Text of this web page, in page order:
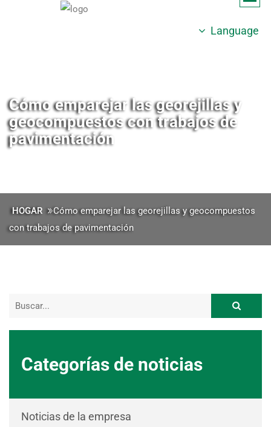
Language
Cómo emparejar las georejillas y
geocompuestos con trabajos de
pavimentación
HOGAR
Cómo emparejar las georejillas y geocompuestos
con trabajos de pavimentación
Categorías de noticias
Noticias de la empresa